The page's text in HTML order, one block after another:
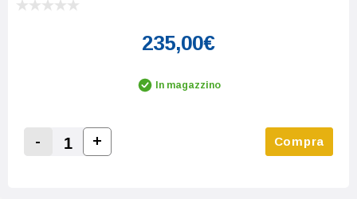
235,00€
In magazzino
Decrease Quantity:
-
Increase Quantity:
+ Compra